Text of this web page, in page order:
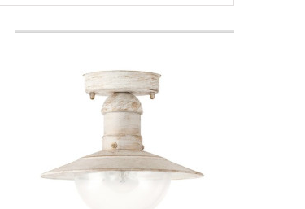
QUICK VIEW